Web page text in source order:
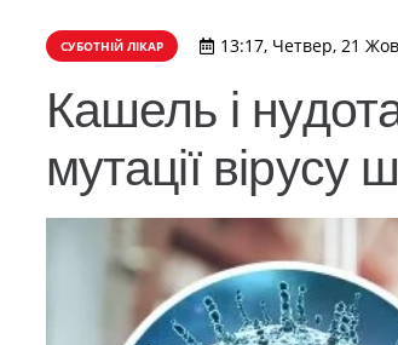
СУБОТНІЙ ЛІКАР 13:17, Четвер, 21
Кашель і
мутації вірусу